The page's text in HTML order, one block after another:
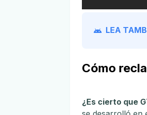
LEA
Cómo
¿Es cierto que